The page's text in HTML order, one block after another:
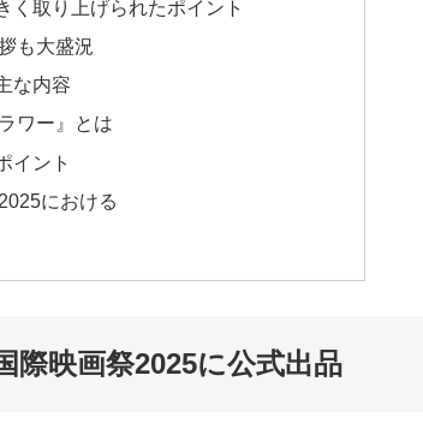
く取り上げられたポイント
も大盛況
な内容
ワー』とは
イント
における
際映画祭2025に公式出品